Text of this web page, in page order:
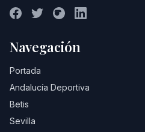
Navegación
Portada
Andalucía Deportiva
Betis
Sevilla